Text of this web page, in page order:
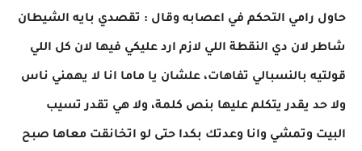
حاول رامي التحكم في اعصابه وقال : تقصدي بايه الشيطان
شاطر لان دي النقطة اللي لازم ارد عليكي فيها لان كل اللي
قولتيه بالنسبالي تفاهات، علشان يا ماما انا لا يهمني ناس
ولا حد يقدر يتكلم عليها بنص كلمة، ولا هي تقدر تسيب
البيت وتمشي وانا وعدتك بكدا حتى لو اتخانقت معاها صبح